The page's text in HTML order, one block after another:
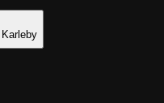
Karleby